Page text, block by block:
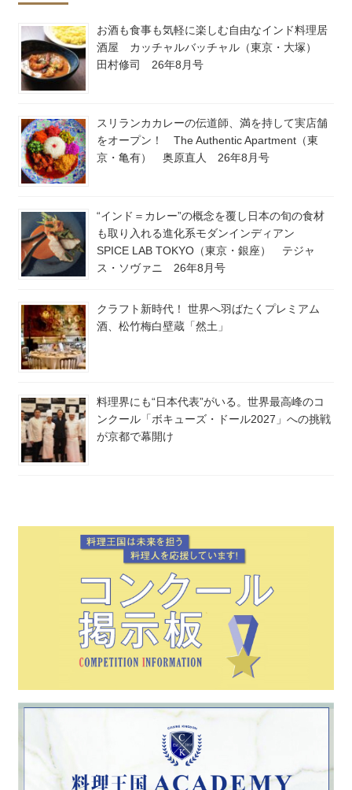
お酒も食事も気軽に楽しむ自由なインド料理居
酒屋 カッチャルバッチャル（東京・大塚）
田村修司 26年8月号
スリランカカレーの伝道師、満を持して実店舗
をオープン！ The Authentic Apartment（東
京・亀有） 奥原直人 26年8月号
“インド＝カレー”の概念を覆し日本の旬の食材
も取り入れる進化系モダンインディアン
SPICE LAB TOKYO（東京・銀座） テジャ
ス・ソヴァニ 26年8月号
クラフト新時代！ 世界へ羽ばたくプレミアム
酒、松竹梅白壁蔵「然土」
料理界にも“日本代表”がいる。世界最高峰のコ
ンクール「ボキューズ・ドール2027」への挑戦
が京都で幕開け